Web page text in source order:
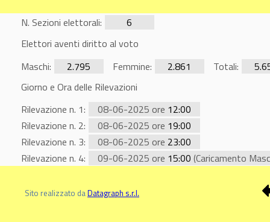
N. Sezioni elettorali:
6
Elettori aventi diritto al voto
Maschi:
2.795 Femmine: 2.861 Totali:
Giorno e Ora delle Rilevazioni
Rilevazione n. 1:
08-06-2025 ore 12:00
Rilevazione n. 2:
08-06-2025 ore 19:00
Rilevazione n. 3:
08-06-2025 ore 23:00
Rilevazione n. 4:
09-06-2025 ore 15:00 (Caricamento
Sito realizzato daDatagraph s.r.l.